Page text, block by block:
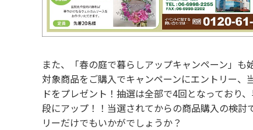
また、「春の庭で暮らしアップキャンペーン」も
対象商品をご購入でキャンペーンにエントリー、
ドをプレゼント！抽選は全部で4回となっており
段にアップ！！当選されてからの商品購入の検討
リーだけでもいかがでしょうか？